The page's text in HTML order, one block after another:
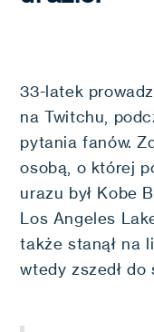
33-latek
na Twitchu,
pytania fanów.
osobą, o której
urazu był Kobe
Los Angeles
także stanął na
wtedy zszedł do